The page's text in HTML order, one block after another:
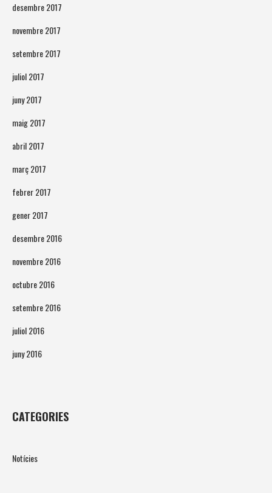
desembre 2017
novembre 2017
setembre 2017
juliol 2017
juny 2017
maig 2017
abril 2017
març 2017
febrer 2017
gener 2017
desembre 2016
novembre 2016
octubre 2016
setembre 2016
juliol 2016
juny 2016
CATEGORIES
Notícies